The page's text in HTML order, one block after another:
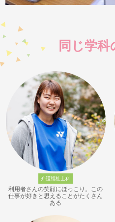
同じ学科
介護福祉士科
利用者さんの笑顔にほっこり。この
仕事が好きと思えることがたくさん
ある